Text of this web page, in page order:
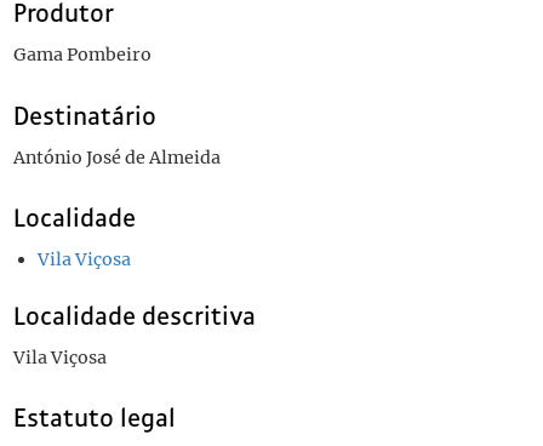
Produtor
Gama Pombeiro
Destinatário
António José de Almeida
Localidade
Vila Viçosa
Localidade descritiva
Vila Viçosa
Estatuto legal